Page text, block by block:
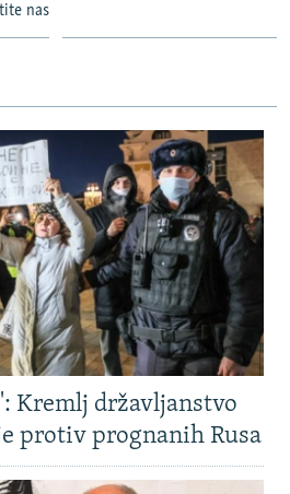
nas
Kremlj državljanstvo
protiv prognanih Rusa